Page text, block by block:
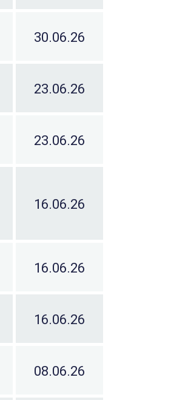
30.06.26
23.06.26
23.06.26
16.06.26
16.06.26
16.06.26
08.06.26